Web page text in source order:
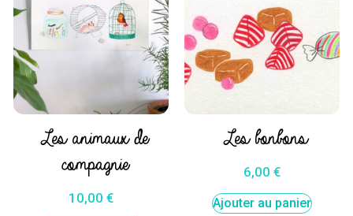
Les animaux de
compagnie
10,00 €
Les bonbons
6,00 €
Ajouter au panier